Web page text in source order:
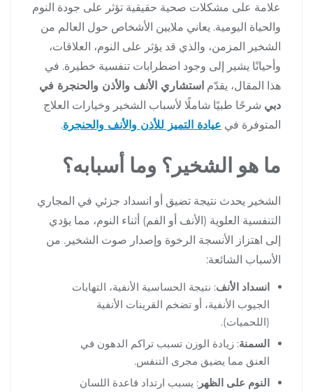
علامة على مشكلات صحية حقيقية تؤثر على جودة النوم
والحياة اليومية. يعاني ملايين الأشخاص حول العالم من
الشخير المزمن، والذي قد يؤثر على النوم، العلاقات،
وأحيانًا يشير إلى وجود اضطرابات تنفسية خطيرة. في
هذا المقال، يقدّم استشاري الأنف والأذن والحنجرة في
دبي شرحًا طبيًا شاملًا لأسباب الشخير وخيارات العلاج
المتوفرة في عيادة التميز للأذن والأنف والحنجرة.
ما هو الشخير؟ وما أسبابه؟
الشخير يحدث نتيجة تضيق أو انسداد جزئي في المجاري
التنفسية العلوية (الأنف أو الفم) أثناء النوم، مما يؤدي
إلى اهتزاز الأنسجة الرخوة وإصدار صوت الشخير. من
الأسباب الشائعة:
انسداد الأنف: نتيجة الحساسية الأنفية، التهابات
الجيوب الأنفية، أو تضخم القرينات الأنفية
(اللحميات).
السمنة: زيادة الوزن تسبب تراكم الدهون في
العنق مما يضيق مجرى التنفس.
النوم على الظهر : يسبب ارتداد قاعدة اللسان